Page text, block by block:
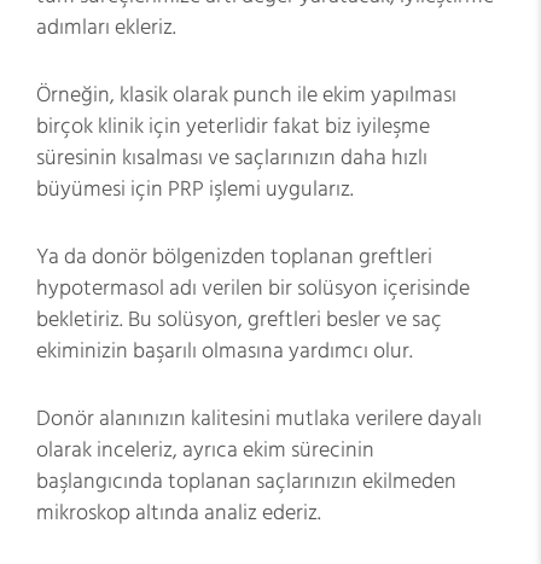
adımları ekleriz.
Örneğin, klasik olarak punch ile ekim yapılması
birçok klinik için yeterlidir fakat biz iyileşme
süresinin kısalması ve saçlarınızın daha hızlı
büyümesi için PRP işlemi uygularız.
Ya da donör bölgenizden toplanan greftleri
hypotermasol adı verilen bir solüsyon içerisinde
bekletiriz. Bu solüsyon, greftleri besler ve saç
ekiminizin başarılı olmasına yardımcı olur.
Donör alanınızın kalitesini mutlaka verilere dayalı
olarak inceleriz, ayrıca ekim sürecinin
başlangıcında toplanan saçlarınızın ekilmeden
mikroskop altında analiz ederiz.